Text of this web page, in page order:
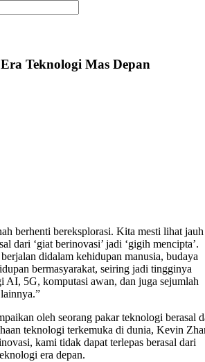
Teknologi Mas Depan
berhenti bereksplorasi. Kita mesti lihat
dari ‘giat berinovasi’ jadi ‘gigih mencipta’.
didalam kehidupan manusia, budaya
bermasyarakat, seiring jadi tingginya
AI, 5G, komputasi awan, dan juga sejumlah
oleh seorang pakar teknologi berasal
teknologi terkemuka di dunia, Kevin
kami tidak dapat terlepas berasal dari
era depan.